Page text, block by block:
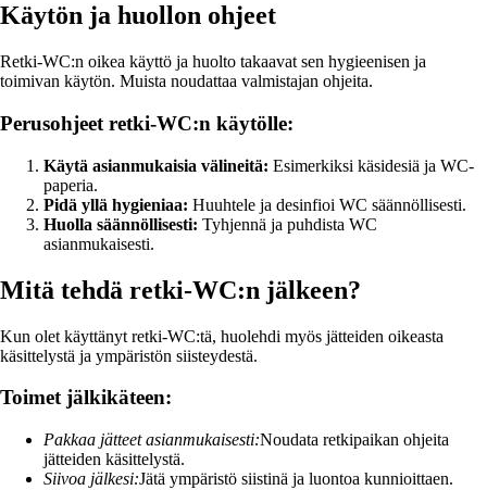
Käytön ja huollon ohjeet
Retki-WC:n oikea käyttö ja huolto takaavat sen hygieenisen ja
toimivan käytön. Muista noudattaa valmistajan ohjeita.
Perusohjeet retki-WC:n käytölle:
Käytä asianmukaisia välineitä: Esimerkiksi käsidesiä ja WC-
paperia.
Pidä yllä hygieniaa: Huuhtele ja desinfioi WC säännöllisesti.
Huolla säännöllisesti: Tyhjennä ja puhdista WC
asianmukaisesti.
Mitä tehdä retki-WC:n jälkeen?
Kun olet käyttänyt retki-WC:tä, huolehdi myös jätteiden oikeasta
käsittelystä ja ympäristön siisteydestä.
Toimet jälkikäteen:
Pakkaa jätteet asianmukaisesti:Noudata retkipaikan ohjeita
jätteiden käsittelystä.
Siivoa jälkesi:Jätä ympäristö siistinä ja luontoa kunnioittaen.